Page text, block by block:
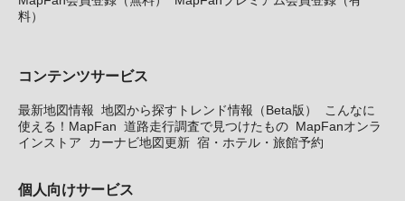
料）
コンテンツサービス
最新地図情報 地図から探すトレンド情報（Beta版）
こんなに
使える！MapFan 道路走行調査で見つけたもの MapFanオンラ
インストア
カーナビ地図更新 宿・ホテル・旅館予約
個人向けサービス